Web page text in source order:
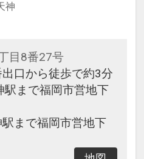
神
目8番27号
口から徒歩で約3分
駅まで福岡市営地下
駅まで福岡市営地下